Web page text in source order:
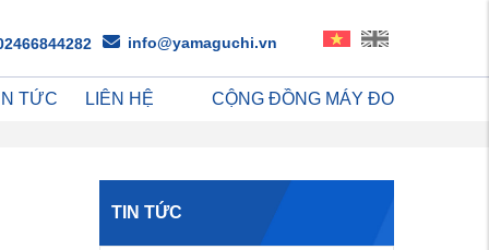
info@yamaguchi.vn
TỨC LIÊN HỆ CỘNG ĐỒNG MÁY ĐO
TIN TỨC